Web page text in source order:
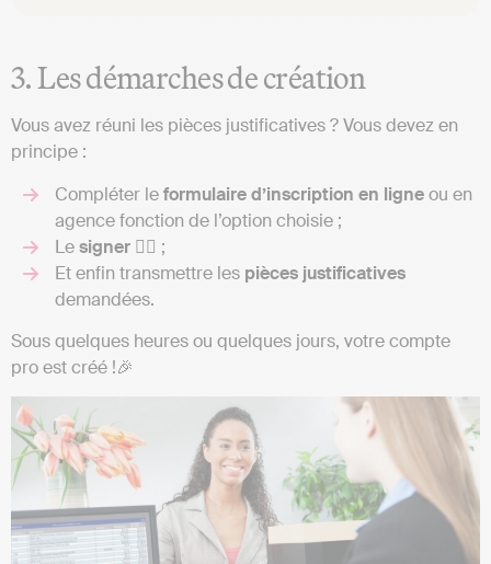
3. Les démarches de création
Vous avez réuni les pièces justificatives ? Vous devez en
principe :
Compléter leformulaired’inscription en ligneou en
agence fonction de l’option choisie ;
Lesigner ✍🏼 ;
Et enfin transmettre les pièces justificatives
demandées.
Sous quelques heures ou quelques jours, votre compte
pro est créé !🎉